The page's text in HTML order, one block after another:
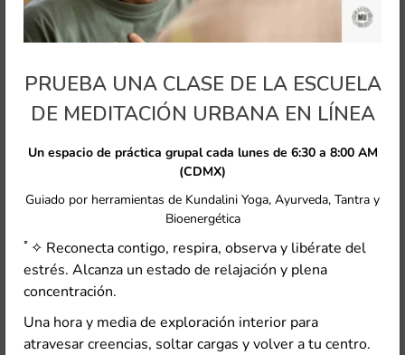
Lleva una Meditación
Urbana a tus eventos
privados o de tu
empresa, presencial o en
línea
Cambiamos la forma de hacer meditación, haz de tus
eventos una experiencia inolvidable a través de la magia
de la espiritualidad.
PRUEBA UNA CLASE DE LA ESCUELA
DE MEDITACIÓN URBANA EN LÍNEA
Un espacio de práctica grupal cada lunes de 6:30 a 8:00 AM
(CDMX)
Guiado por herramientas de Kundalini Yoga, Ayurveda, Tantra y
Bioenergética
ﾟ✧ Reconecta contigo, respira, observa y libérate del
estrés. Alcanza un estado de relajación y plena
concentración.
Una hora y media de exploración interior para
atravesar creencias, soltar cargas y volver a tu centro.